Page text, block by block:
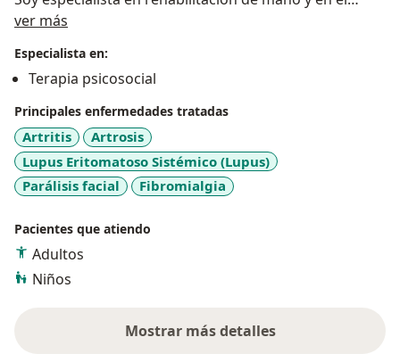
abordaje integral de personas con Alzheimer, áreas en
y dedicación.
Mi objetivo es brindar herramientas prácticas y
adaptadas a cada persona, promoviendo su bienestar
y autonomía en las actividades diarias.
ver más
Especialista en:
Terapia psicosocial
Principales enfermedades tratadas
Artritis
Artrosis
Lupus Eritomatoso Sistémico (Lupus)
Parálisis facial
Fibromialgia
Pacientes que atiendo
Adultos
Niños
Mostrar más detalles
sobre la experiencia